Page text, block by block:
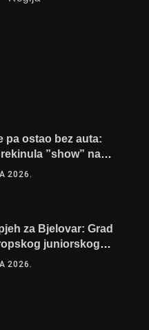
”show” na
2026.
za Bjelovar: Grad
juniorskog
2027!
2026.